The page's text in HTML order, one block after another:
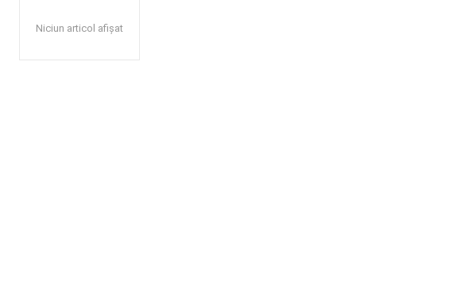
Niciun articol afișat